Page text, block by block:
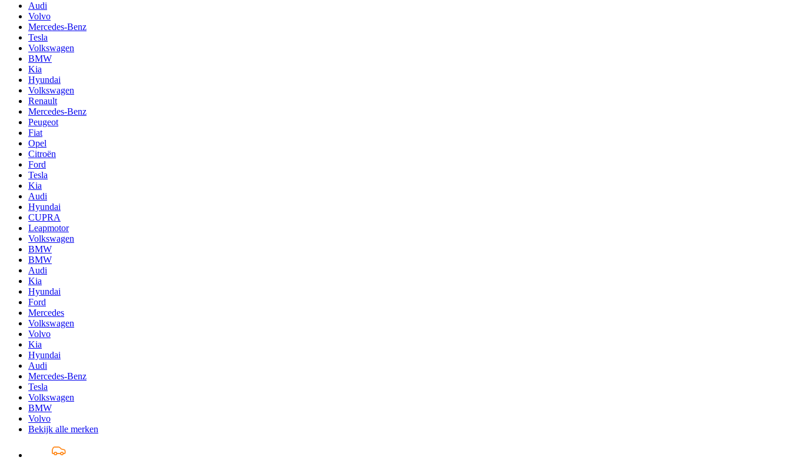
Audi
Volvo
Mercedes-Benz
Tesla
Volkswagen
BMW
Kia
Hyundai
Volkswagen
Renault
Mercedes-Benz
Peugeot
Fiat
Opel
Citroën
Ford
Tesla
Kia
Audi
Hyundai
CUPRA
Leapmotor
Volkswagen
BMW
BMW
Audi
Kia
Hyundai
Ford
Mercedes
Volkswagen
Volvo
Kia
Hyundai
Audi
Mercedes-Benz
Tesla
Volkswagen
BMW
Volvo
Bekijk alle merken